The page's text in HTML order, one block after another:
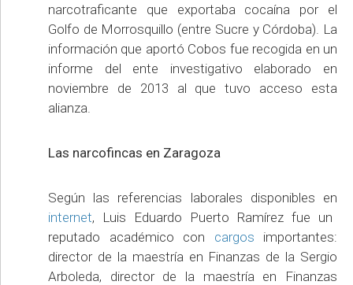
narcotraficante que exportaba cocaína por el
Golfo de Morrosquillo (entre Sucre y Córdoba). La
información que aportó Cobos fue recogida en un
informe del ente investigativo elaborado en
noviembre de 2013 al que tuvo acceso esta
alianza.
Las narcofincas en Zaragoza
Según las referencias laborales disponibles en
internet, Luis Eduardo Puerto Ramírez fue un
reputado académico con cargos importantes:
director de la maestría en Finanzas de la Sergio
Arboleda, director de la maestría en Finanzas